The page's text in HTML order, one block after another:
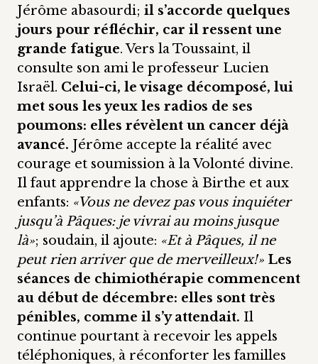
Jérôme abasourdi; il s’accorde quelques
jours pour réfléchir, car il ressent une
grande fatigue. Vers la Toussaint, il
consulte son ami le professeur Lucien
Israël. Celui-ci, le visage décomposé, lui
met sous les yeux les radios de ses
poumons: elles révèlent un cancer déjà
avancé. Jérôme accepte la réalité avec
courage et soumission à la Volonté divine.
Il faut apprendre la chose à Birthe et aux
enfants: «Vous ne devez pas vous inquiéter
jusqu’à Pâques: je vivrai au moins jusque
là»; soudain, il ajoute: «Et à Pâques, il ne
peut rien arriver que de merveilleux!» Les
séances de chimiothérapie commencent
au début de décembre: elles sont très
pénibles, comme il s’y attendait. Il
continue pourtant à recevoir les appels
téléphoniques, à réconforter les familles